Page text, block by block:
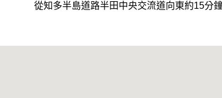
從知多半島道路半田中央交流道向東約15分